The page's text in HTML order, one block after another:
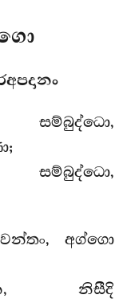
සම්බුද්ධො,
අග්ගො
නිසීදි